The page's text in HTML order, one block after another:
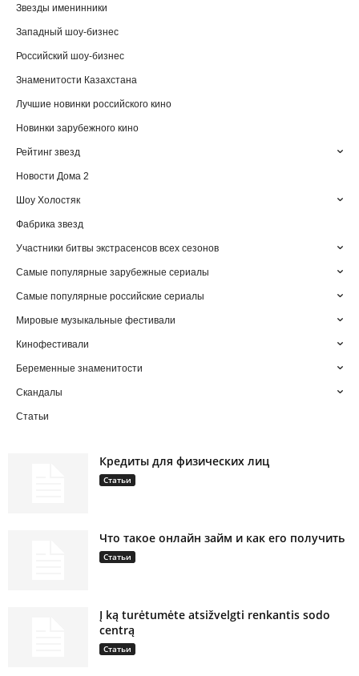
Звезды именинники
Западный шоу-бизнес
Российский шоу-бизнес
Знаменитости Казахстана
Лучшие новинки российского кино
Новинки зарубежного кино
Рейтинг звезд
Новости Дома 2
Шоу Холостяк
Фабрика звезд
Участники битвы экстрасенсов всех сезонов
Самые популярные зарубежные сериалы
Самые популярные российские сериалы
Мировые музыкальные фестивали
Кинофестивали
Беременные знаменитости
Скандалы
Статьи
Кредиты для физических лиц
Статьи
Что такое онлайн займ и как его получить
Статьи
Į ką turėtumėte atsižvelgti renkantis sodo
centrą
Статьи